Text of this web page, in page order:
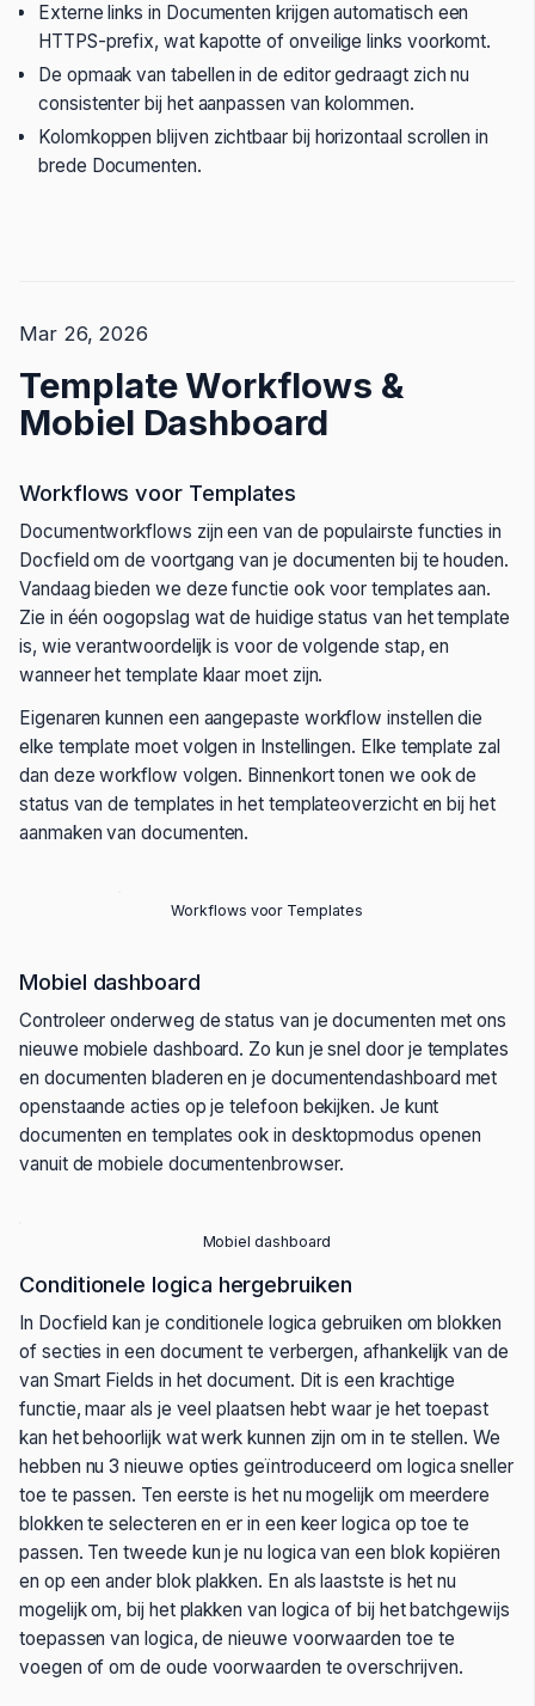
Externe links in Documenten krijgen automatisch een
HTTPS-prefix, wat kapotte of onveilige links voorkomt.
De opmaak van tabellen in de editor gedraagt zich nu
consistenter bij het aanpassen van kolommen.
Kolomkoppen blijven zichtbaar bij horizontaal scrollen in
brede Documenten.
Mar 26, 2026
Template Workflows &
Mobiel Dashboard
Workflows voor Templates
Documentworkflows zijn een van de populairste functies in
Docfield om de voortgang van je documenten bij te houden.
Vandaag bieden we deze functie ook voor templates aan.
Zie in één oogopslag wat de huidige status van het template
is, wie verantwoordelijk is voor de volgende stap, en
wanneer het template klaar moet zijn.
Eigenaren kunnen een aangepaste workflow instellen die
elke template moet volgen in Instellingen. Elke template zal
dan deze workflow volgen. Binnenkort tonen we ook de
status van de templates in het templateoverzicht en bij het
aanmaken van documenten.
Workflows voor Templates
Mobiel dashboard
Controleer onderweg de status van je documenten met ons
nieuwe mobiele dashboard. Zo kun je snel door je templates
en documenten bladeren en je documentendashboard met
openstaande acties op je telefoon bekijken. Je kunt
documenten en templates ook in desktopmodus openen
vanuit de mobiele documentenbrowser.
Mobiel dashboard
Conditionele logica hergebruiken
In Docfield kan je conditionele logica gebruiken om blokken
of secties in een document te verbergen, afhankelijk van de
van Smart Fields in het document. Dit is een krachtige
functie, maar als je veel plaatsen hebt waar je het toepast
kan het behoorlijk wat werk kunnen zijn om in te stellen. We
hebben nu 3 nieuwe opties geïntroduceerd om logica sneller
toe te passen. Ten eerste is het nu mogelijk om meerdere
blokken te selecteren en er in een keer logica op toe te
passen. Ten tweede kun je nu logica van een blok kopiëren
en op een ander blok plakken. En als laastste is het nu
mogelijk om, bij het plakken van logica of bij het batchgewijs
toepassen van logica, de nieuwe voorwaarden toe te
voegen of om de oude voorwaarden te overschrijven.